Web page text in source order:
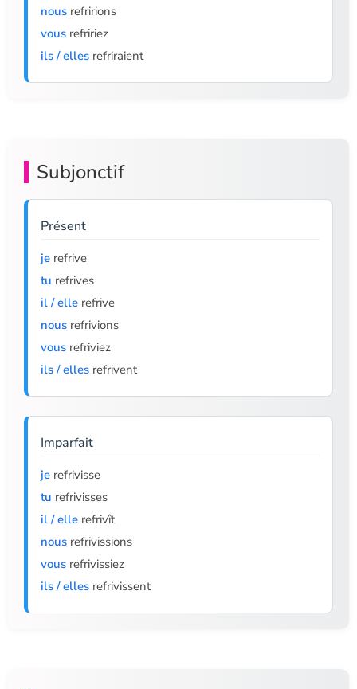
nous refririons
vous refririez
ils / elles refriraient
Subjonctif
Présent
je refrive
tu refrives
il / elle refrive
nous refrivions
vous refriviez
ils / elles refrivent
Imparfait
je refrivisse
tu refrivisses
il / elle refrivît
nous refrivissions
vous refrivissiez
ils / elles refrivissent